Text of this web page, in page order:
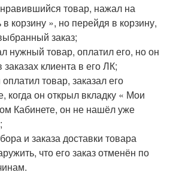
товар, нажал на
корзину », но перейдя в корзину,
заказ;
нужный товар, оплатил его, но он
клиента в его ЛК;
товар, заказал его
когда он открыл вкладку « Мои
Кабинете, он не нашёл уже
и заказа доставки товара
что его заказ отменён по